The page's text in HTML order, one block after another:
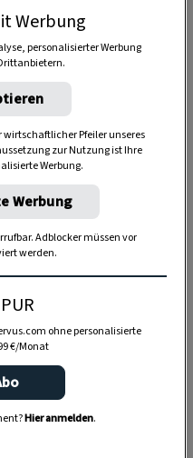
Werbung
personalisierter Werbung
Pfeiler unseres
zur Nutzung ist Ihre
Werbung.
Werbung
Adblocker müssen vor
werden.
ohne personalisierte
€/Monat
Hier anmelden.